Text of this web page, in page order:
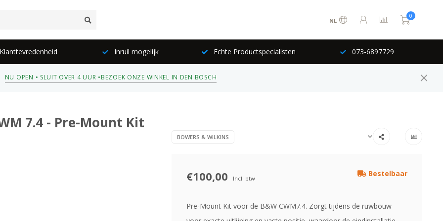
NL
0
Inruil mogelijk Echte Productspecialisten 073-6897729
NU OPEN • SLUIT OVER 4 UUR •BEZOEK ONZE WINKEL IN DEN BOSCH
7.4 - Pre-Mount Kit
BOWERS & WILKINS
€100,00 Incl. btw
Bestelbaar
Pre-Mount Kit voor de B&W CWM7.4. Zorgt tijdens de ruwbouw